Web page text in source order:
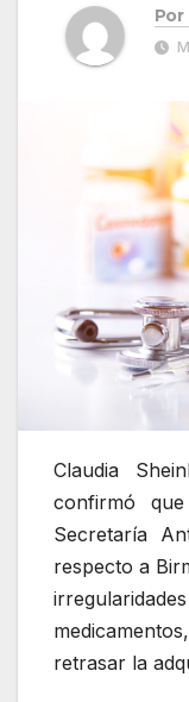
Por
Claudia
confirmó
Secretaría
respecto a
retrasar la